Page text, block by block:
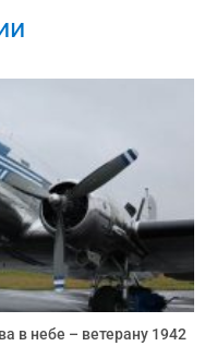
в небе – ветерану 1942